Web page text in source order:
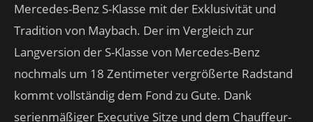
Mercedes-Benz S-Klasse mit der Exklusivität und
Tradition von Maybach. Der im Vergleich zur
Langversion der S-Klasse von Mercedes-Benz
nochmals um 18 Zentimeter vergrößerte Radstand
kommt vollständig dem Fond zu Gute. Dank
serienmäßiger Executive Sitze und dem Chauffeur-